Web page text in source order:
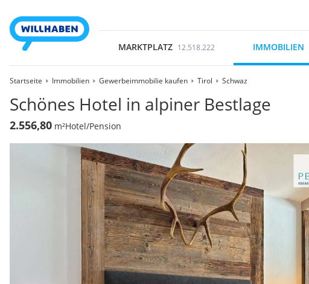
MARKTPLATZ 12.518.222 IMMOBILIEN
Startseite Immobilien Gewerbeimmobilie kaufen Tirol Schwaz
Schönes Hotel in alpiner Bestlage
2.556,80 m²Hotel/Pension